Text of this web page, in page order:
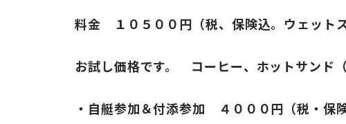
料金 １０５００円（税、保険込。ウェット
お試し価格です。 コーヒー、ホットサンド
・自艇参加＆付添参加 ４０００円（税・保険